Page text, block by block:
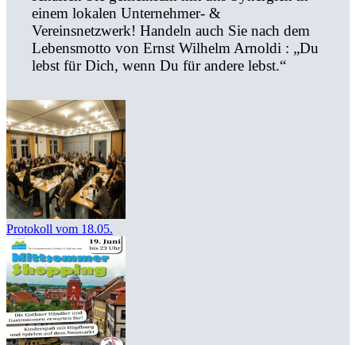
einem lokalen Unternehmer- &
Vereinsnetzwerk! Handeln auch Sie nach dem
Lebensmotto von Ernst Wilhelm Arnoldi : „Du
lebst für Dich, wenn Du für andere lebst.“
Protokoll vom 18.05.